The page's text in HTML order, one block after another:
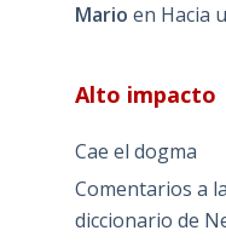
Mario en Hacia
Alto impacto
Cae el dogma
Comentarios a
diccionario de